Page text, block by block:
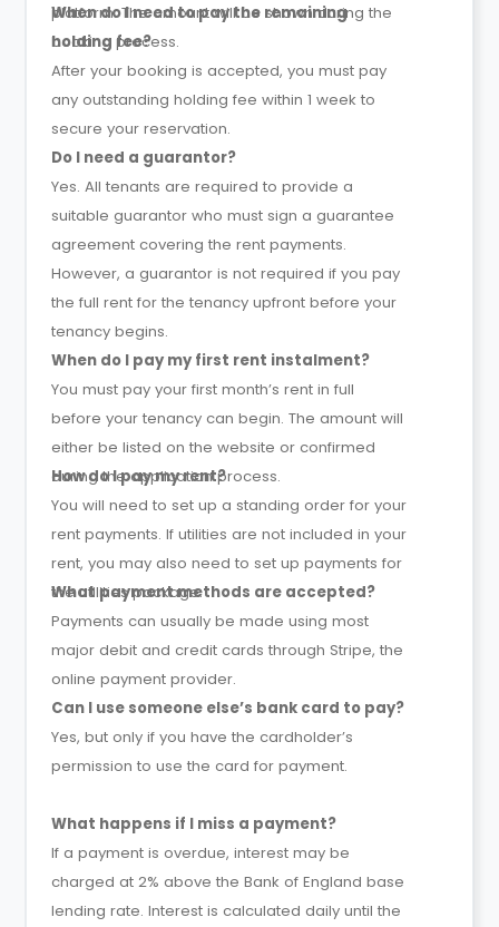
platform. The amount will be shown during the
booking process.
When do I need to pay the remaining
holding fee?
After your booking is accepted, you must pay
any outstanding holding fee within 1 week to
secure your reservation.
Do I need a guarantor?
Yes. All tenants are required to provide a
suitable guarantor who must sign a guarantee
agreement covering the rent payments.
However, a guarantor is not required if you pay
the full rent for the tenancy upfront before your
tenancy begins.
When do I pay my first rent instalment?
You must pay your first month’s rent in full
before your tenancy can begin. The amount will
either be listed on the website or confirmed
during the application process.
How do I pay my rent?
You will need to set up a standing order for your
rent payments. If utilities are not included in your
rent, you may also need to set up payments for
the utilities package.
What payment methods are accepted?
Payments can usually be made using most
major debit and credit cards through Stripe, the
online payment provider.
Can I use someone else’s bank card to pay?
Yes, but only if you have the cardholder’s
permission to use the card for payment.
What happens if I miss a payment?
If a payment is overdue, interest may be
charged at 2% above the Bank of England base
lending rate. Interest is calculated daily until the